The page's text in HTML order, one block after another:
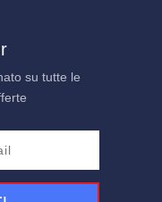
su tutte le